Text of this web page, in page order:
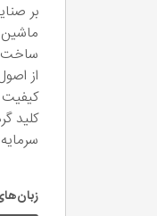
بر
ساخت،
از
كليد